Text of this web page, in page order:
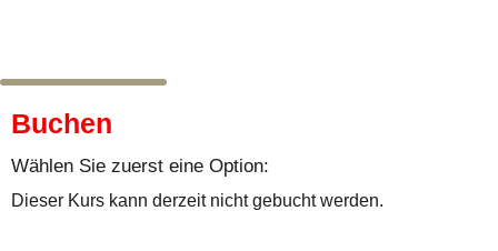
Buchen
Wählen Sie zuerst eine Option:
Dieser Kurs kann derzeit nicht gebucht werden.